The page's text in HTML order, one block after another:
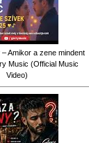
Amikor a zene mindent
Music (Official Music
Video)